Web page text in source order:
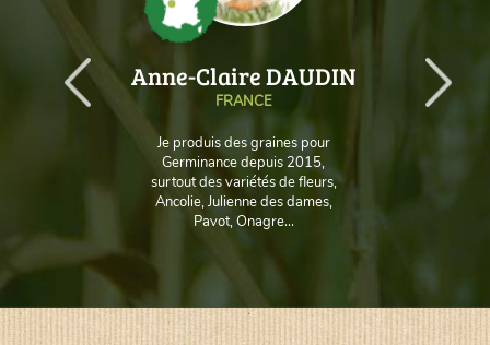
Anne-Claire DAUDIN
FRANCE
Je produis des graines pour
Germinance depuis 2015,
surtout des variétés de fleurs,
Ancolie, Julienne des dames,
Pavot, Onagre...